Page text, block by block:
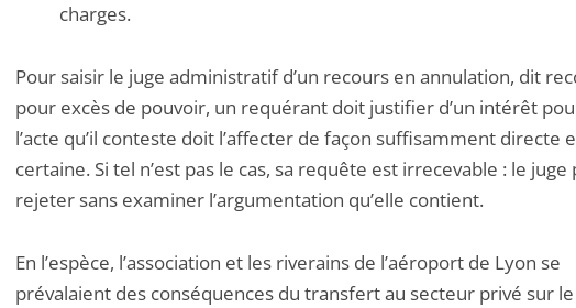
charges.
Pour saisir le juge administratif d’un recours en annulation, dit
pour excès de pouvoir, un requérant doit justifier d’un intérêt
l’acte qu’il conteste doit l’affecter de façon suffisamment directe
certaine. Si tel n’est pas le cas, sa requête est irrecevable : le juge
rejeter sans examiner l’argumentation qu’elle contient.
En l’espèce, l’association et les riverains de l’aéroport de Lyon se
prévalaient des conséquences du transfert au secteur privé sur le